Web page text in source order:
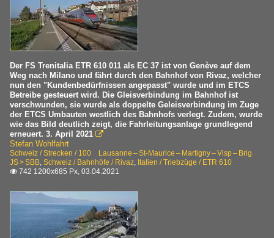
Der FS Trenitalia ETR 610 011 als EC 37 ist von Genève auf dem
Weg nach Milano und fährt durch den Bahnhof von Rivaz, welcher
nun den "Kundenbedürfnissen angepasst" wurde und im ETCS
Betreibe gesteuert wird. Die Gleisverbindung im Bahnhof ist
verschwunden, sie wurde als doppelte Geleisverbindung im Zuge
der ETCS Umbauten westlich des Bahnhofs verlegt. Zudem, wurde
wie das Bild deutlich zeigt, die Fahrleitungsanlage grundlegend
erneuert. 3. April 2021 
Stefan Wohlfahrt
Schweiz / Strecken / 100 Lausanne – St-Maurice – Martigny – Visp – Brig
JS > SBB, Schweiz / Bahnhöfe / Rivaz, Italien / Triebzüge / ETR 610
 742 1200x685 Px, 03.04.2021